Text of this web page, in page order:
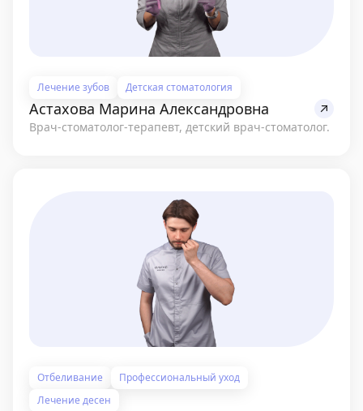
Лечение зубов Детская стоматология
Астахова Марина Александровна
Врач-стоматолог-терапевт, детский врач-стоматолог.
Отбеливание
Профессиональный уход
Лечение десен